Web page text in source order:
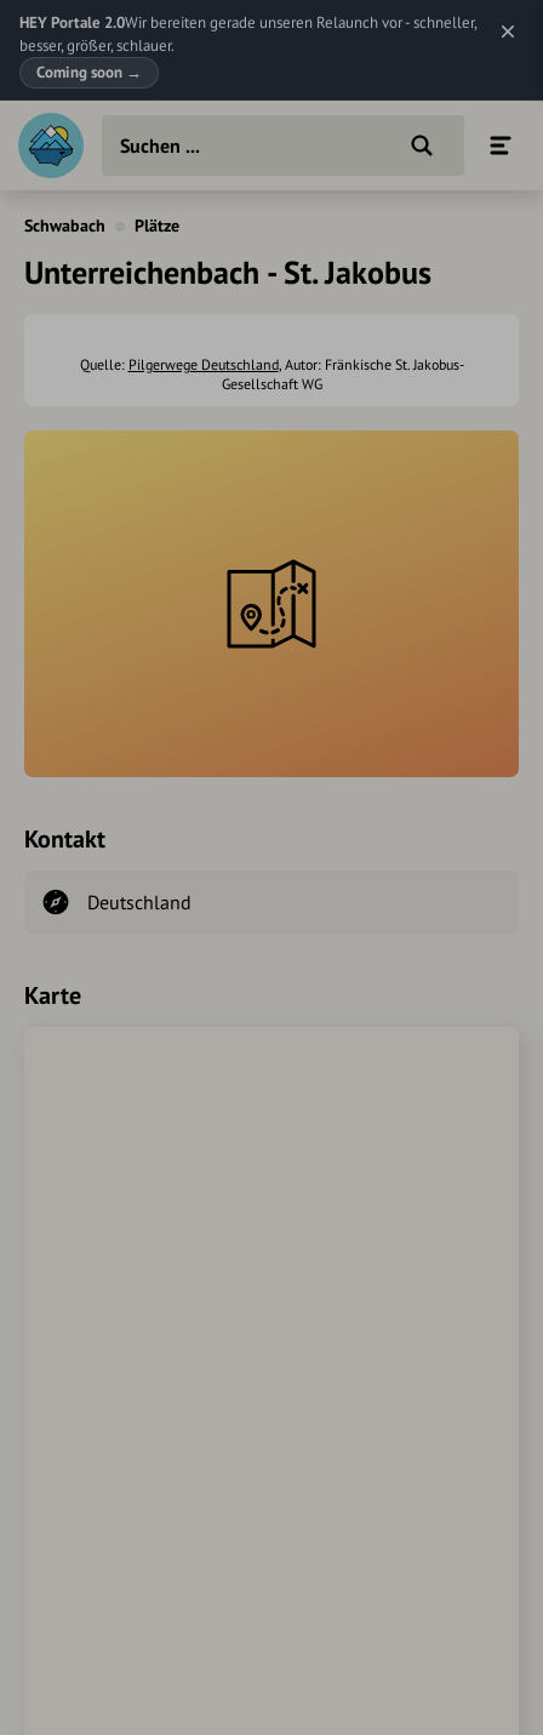
HEY Portale 2.0Wir bereiten gerade unseren Relaunch vor - schneller,
besser, größer, schlauer.
Coming soon →
Schwabach Plätze
Unterreichenbach - St. Jakobus
Quelle: Pilgerwege Deutschland, Autor: Fränkische St. Jakobus-
Gesellschaft WG
Kontakt
Deutschland
Karte